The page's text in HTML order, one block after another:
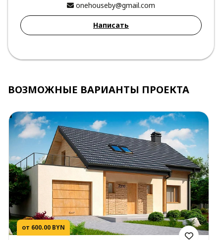
onehouseby@gmail.com
Написать
ВОЗМОЖНЫЕ ВАРИАНТЫ ПРОЕКТА
от 600.00 BYN